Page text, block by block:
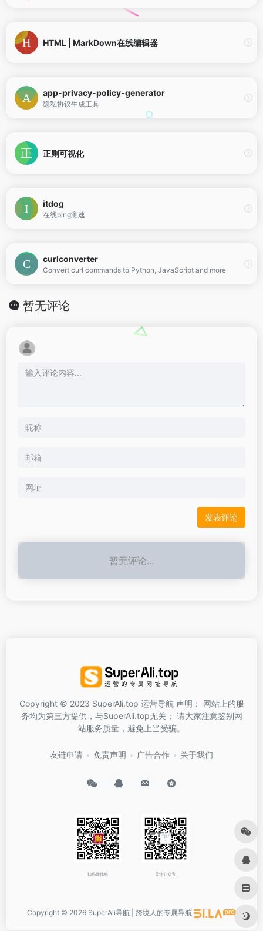
HTML | MarkDown在线编辑器
app-privacy-policy-generator
隐私协议生成工具
正则可视化
itdog
在线ping测速
curlconverter
Convert curl commands to Python, JavaScript and more
暂无评论
暂无评论...
Copyright © 2023 SuperAli.top 运营导航 声明： 网站上的服
务均为第三方提供，与SuperAli.top无关； 请大家注意鉴别网
站服务质量，避免上当受骗。
友链申请 免责声明 广告合作 关于我们
扫码领优惠 关注公众号
Copyright © 2026 SuperAli导航 | 跨境人的专属导航